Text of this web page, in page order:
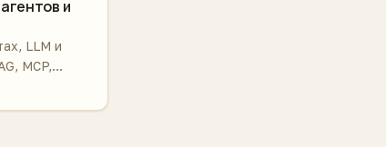
и
LLM и
MCP,
с